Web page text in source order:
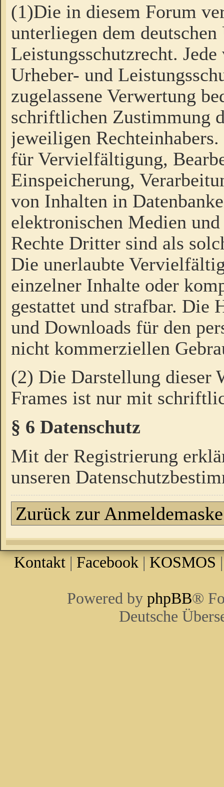
(1)Die in diesem Forum
unterliegen dem
Leistungsschutzrecht.
Urheber- und
zugelassene Verwertung
schriftlichen Zustimmung
jeweiligen
für Vervielfältigung,
Einspeicherung,
von Inhalten in
elektronischen Medien
Rechte Dritter sind als
Die unerlaubte
einzelner Inhalte oder
gestattet und strafbar. Die
und Downloads für den
nicht kommerziellen
(2) Die Darstellung dieser
Frames ist nur mit
§ 6 Datenschutz
Mit der Registrierung
unseren
Zurück zur Anmeldemaske
Kontakt | Facebook | KOSMOS
Powered by phpBB®
Deutsche